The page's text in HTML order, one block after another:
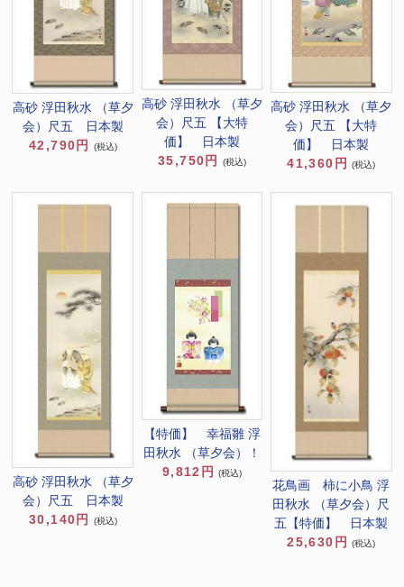
高砂 浮田秋水 （草夕
会）尺五 日本製
42,790円
(税込)
高砂 浮田秋水 （草夕
会）尺五 【大特
価】 日本製
35,750円
(税込)
高砂 浮田秋水 （草夕
会）尺五 【大特
価】 日本製
41,360円
(税込)
高砂 浮田秋水 （草夕
会）尺五 日本製
30,140円
(税込)
【特価】 幸福雛 浮
田秋水 （草夕会）！
9,812円
(税込)
花鳥画 柿に小鳥 浮
田秋水 （草夕会）尺
五【特価】 日本製
25,630円
(税込)